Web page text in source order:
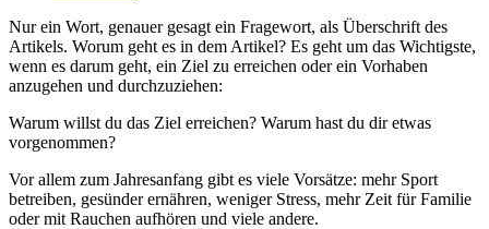
Nur ein Wort, genauer gesagt ein Fragewort, als Überschrift des
Artikels. Worum geht es in dem Artikel? Es geht um das Wichtigste,
wenn es darum geht, ein Ziel zu erreichen oder ein Vorhaben
anzugehen und durchzuziehen:
Warum willst du das Ziel erreichen? Warum hast du dir etwas
vorgenommen?
Vor allem zum Jahresanfang gibt es viele Vorsätze: mehr Sport
betreiben, gesünder ernähren, weniger Stress, mehr Zeit für Familie
oder mit Rauchen aufhören und viele andere.